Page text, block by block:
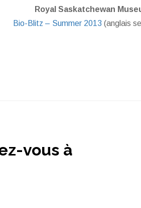
Royal Saskatchewan
Bio-Blitz – Summer 2013 (anglais
vous à